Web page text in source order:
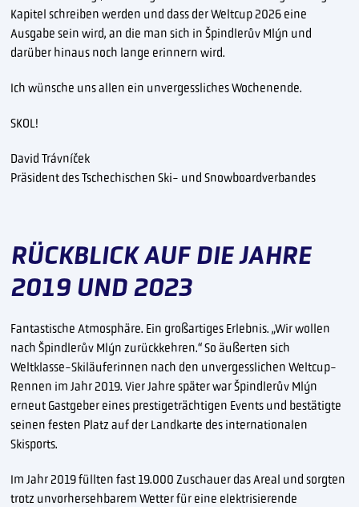
Kapitel schreiben werden und dass der Weltcup 2026 eine
Ausgabe sein wird, an die man sich in Špindlerův Mlýn und
darüber hinaus noch lange erinnern wird.
Ich wünsche uns allen ein unvergessliches Wochenende.
SKOL!
David Trávníček
Präsident des Tschechischen Ski- und Snowboardverbandes
RÜCKBLICK AUF DIE JAHRE
2019 UND 2023
Fantastische Atmosphäre. Ein großartiges Erlebnis. „Wir wollen
nach Špindlerův Mlýn zurückkehren.“ So äußerten sich
Weltklasse-Skiläuferinnen nach den unvergesslichen Weltcup-
Rennen im Jahr 2019. Vier Jahre später war Špindlerův Mlýn
erneut Gastgeber eines prestigeträchtigen Events und bestätigte
seinen festen Platz auf der Landkarte des internationalen
Skisports.
Im Jahr 2019 füllten fast 19.000 Zuschauer das Areal und sorgten
trotz unvorhersehbarem Wetter für eine elektrisierende